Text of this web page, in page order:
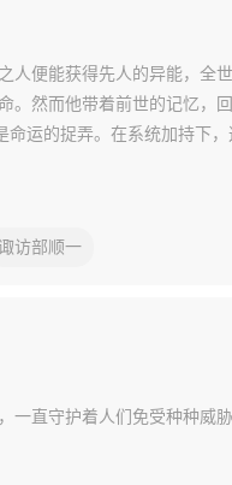
人便能获得先人的异能，全
。然而他带着前世的记忆，
命运的捉弄。在系统加持下
访部顺一
中，一直守护着人们免